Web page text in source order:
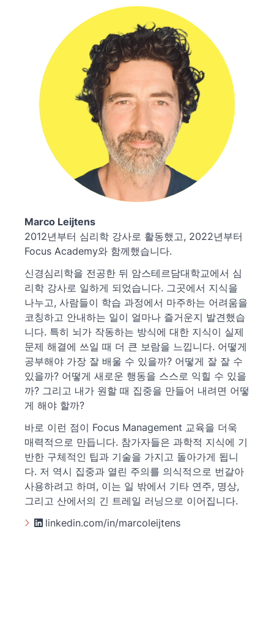
Marco Leijtens
2012년부터 심리학 강사로 활동했고, 2022년부터
Focus Academy와 함께했습니다.
신경심리학을 전공한 뒤 암스테르담대학교에서 심
리학 강사로 일하게 되었습니다. 그곳에서 지식을
나누고, 사람들이 학습 과정에서 마주하는 어려움을
코칭하고 안내하는 일이 얼마나 즐거운지 발견했습
니다. 특히 뇌가 작동하는 방식에 대한 지식이 실제
문제 해결에 쓰일 때 더 큰 보람을 느낍니다. 어떻게
공부해야 가장 잘 배울 수 있을까? 어떻게 잘 잘 수
있을까? 어떻게 새로운 행동을 스스로 익힐 수 있을
까? 그리고 내가 원할 때 집중을 만들어 내려면 어떻
게 해야 할까?
바로 이런 점이 Focus Management 교육을 더욱
매력적으로 만듭니다. 참가자들은 과학적 지식에 기
반한 구체적인 팁과 기술을 가지고 돌아가게 됩니
다. 저 역시 집중과 열린 주의를 의식적으로 번갈아
사용하려고 하며, 이는 일 밖에서 기타 연주, 명상,
그리고 산에서의 긴 트레일 러닝으로 이어집니다.
linkedin.com/in/marcoleijtens